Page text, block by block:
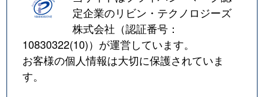
定企業のリビン・テクノロジーズ
株式会社（認証番号：
10830322(10)）が運営しています。
お客様の個人情報は大切に保護されていま
す。